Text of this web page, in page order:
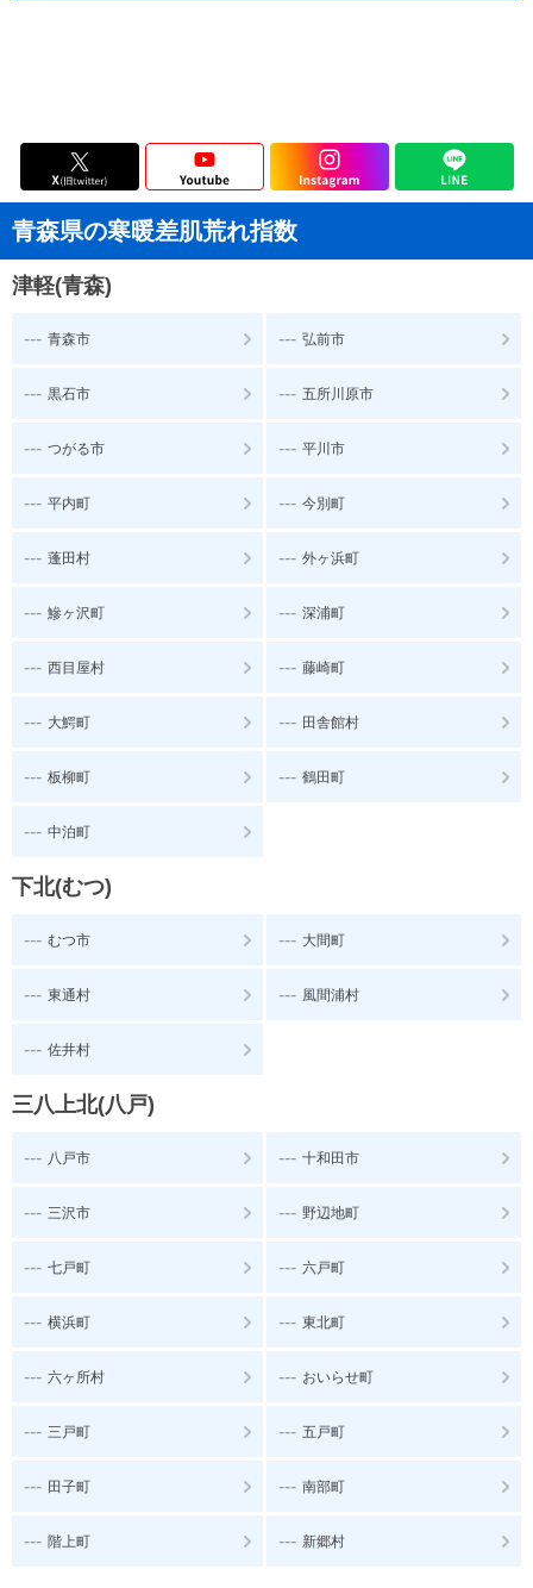
青森県の寒暖差肌荒れ指数
津軽(青森)
--- 青森市 --- 弘前市
--- 黒石市 --- 五所川原市
--- つがる市 --- 平川市
--- 平内町 --- 今別町
--- 蓬田村 --- 外ヶ浜町
--- 鰺ヶ沢町 --- 深浦町
--- 西目屋村 --- 藤崎町
--- 大鰐町 --- 田舎館村
--- 板柳町 --- 鶴田町
--- 中泊町
下北(むつ)
--- むつ市 --- 大間町
--- 東通村 --- 風間浦村
--- 佐井村
三八上北(八戸)
--- 八戸市 --- 十和田市
--- 三沢市 --- 野辺地町
--- 七戸町 --- 六戸町
--- 横浜町 --- 東北町
--- 六ヶ所村 --- おいらせ町
--- 三戸町 --- 五戸町
--- 田子町 --- 南部町
--- 階上町 --- 新郷村